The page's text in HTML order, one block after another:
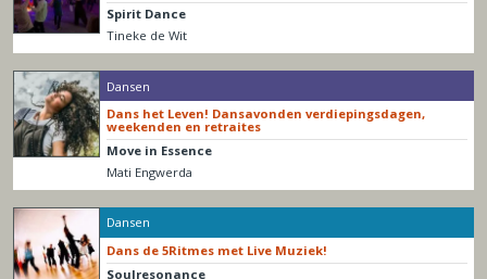
Spirit Dance
Tineke de Wit
Dansen
Dans het Leven! Dansavonden verdiepingsdagen,
weekenden en retraites
Move in Essence
Mati Engwerda
Dansen
Dans de 5Ritmes met Live Muziek!
Soulresonance